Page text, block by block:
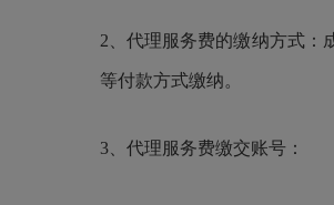
2、代理服务费的缴纳方式：
等付款方式缴纳。
3、代理服务费缴交账号：